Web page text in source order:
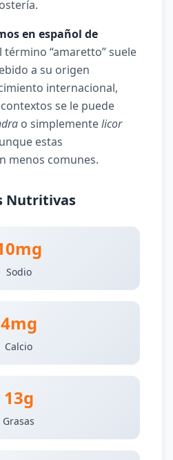
en español de
término “amaretto” suele
a su origen
internacional,
se le puede
o simplementelicor
estas
menos comunes.
Nutritivas
Sodio
4mg
Calcio
13g
Grasas